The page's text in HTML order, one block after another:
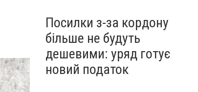
Посилки з-за кордону
більше не будуть
дешевими: уряд готує
новий податок